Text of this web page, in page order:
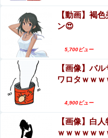
（キャバ嬢・MINA）自殺
【悲報】ハンターハンター
ｗｗｗｗｗｗｗｗｗｗｗ
Powered by livedoor 相互RSS
【動画】褐
ン😍
5,700ビュー
【画像】バ
ワロタｗｗｗ
4,900ビュー
【画像】白
ｗｗｗｗｗｗ